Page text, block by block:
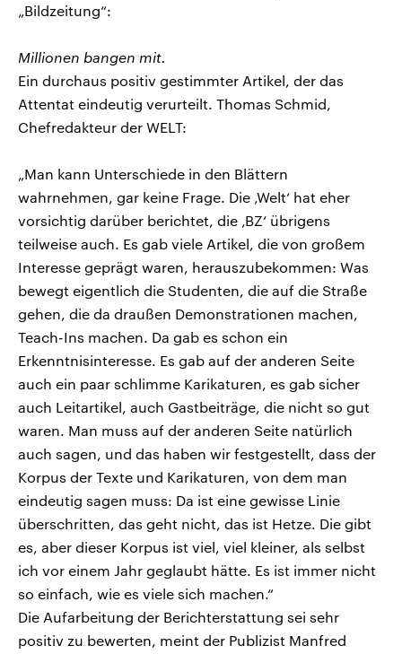
„Bildzeitung“:
Millionen bangen mit.
Ein durchaus positiv gestimmter Artikel, der das
Attentat eindeutig verurteilt. Thomas Schmid,
Chefredakteur der WELT:
„Man kann Unterschiede in den Blättern
wahrnehmen, gar keine Frage. Die ‚Welt‘ hat eher
vorsichtig darüber berichtet, die ‚BZ‘ übrigens
teilweise auch. Es gab viele Artikel, die von großem
Interesse geprägt waren, herauszubekommen: Was
bewegt eigentlich die Studenten, die auf die Straße
gehen, die da draußen Demonstrationen machen,
Teach-Ins machen. Da gab es schon ein
Erkenntnisinteresse. Es gab auf der anderen Seite
auch ein paar schlimme Karikaturen, es gab sicher
auch Leitartikel, auch Gastbeiträge, die nicht so gut
waren. Man muss auf der anderen Seite natürlich
auch sagen, und das haben wir festgestellt, dass der
Korpus der Texte und Karikaturen, von dem man
eindeutig sagen muss: Da ist eine gewisse Linie
überschritten, das geht nicht, das ist Hetze. Die gibt
es, aber dieser Korpus ist viel, viel kleiner, als selbst
ich vor einem Jahr geglaubt hätte. Es ist immer nicht
so einfach, wie es viele sich machen.“
Die Aufarbeitung der Berichterstattung sei sehr
positiv zu bewerten, meint der Publizist Manfred